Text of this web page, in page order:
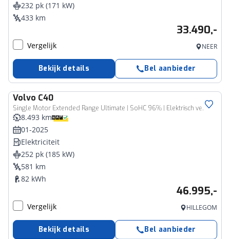
232 pk (171 kW)
433 km
33.490,-
Vergelijk NEER
Bekijk details Bel aanbieder
Volvo C40
Single Motor Extended Range Ultimate | SoHC 96% | Elektrisch verstelbare stoelen met memory | Harman/Kardon Audio | Elektrische achterklep | Panaormadak | Nubuck interieur | Adaptieve Cruise Control
8.493 km
01-2025
Elektriciteit
252 pk (185 kW)
581 km
82 kWh
46.995,-
Vergelijk HILLEGOM
Bekijk details Bel aanbieder